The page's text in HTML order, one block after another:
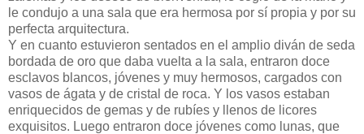
le condujo a una sala que era hermosa por sí propia y por su
perfecta arquitectura.
Y en cuanto estuvieron sentados en el amplio diván de seda
bordada de oro que daba vuelta a la sala, entraron doce
esclavos blancos, jóvenes y muy hermosos, cargados con
vasos de ágata y de cristal de roca. Y los vasos estaban
enriquecidos de gemas y de rubíes y llenos de licores
exquisitos. Luego entraron doce jóvenes como lunas, que